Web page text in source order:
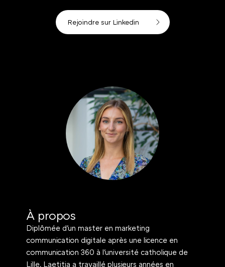
Rejoindre sur Linkedin
À propos
Diplômée d'un master en marketing
communication digitale après une licence en
communication 360 à l'université catholique de
Lille, Laetitia a travaillé plusieurs années en